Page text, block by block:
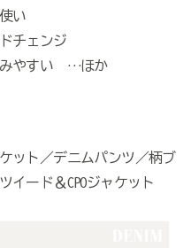
い
チェンジ
やすい …ほか
ット／デニムパンツ／柄ブ
イード＆CPOジャケット